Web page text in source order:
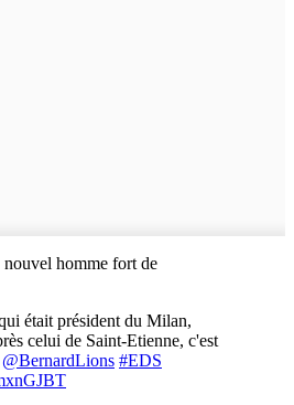
homme fort de
était président du Milan,
celui de Saint-Etienne, c'est
@BernardLions #EDS